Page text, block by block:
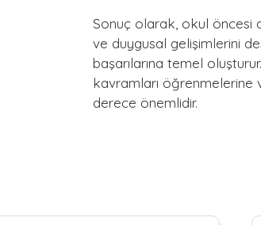
Sonuç olarak, okul öncesi
ve duygusal gelişimlerini
başarılarına temel
kavramları
derece önemlidir.